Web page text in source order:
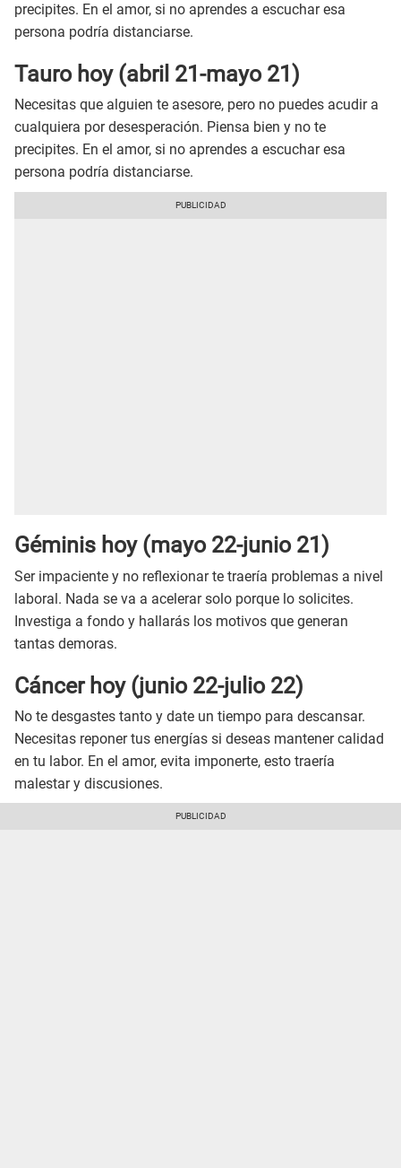
precipites. En el amor, si no aprendes a escuchar esa
persona podría distanciarse.
Tauro hoy (abril 21-mayo 21)
Necesitas que alguien te asesore, pero no puedes acudir a
cualquiera por desesperación. Piensa bien y no te
precipites. En el amor, si no aprendes a escuchar esa
persona podría distanciarse.
Géminis hoy (mayo 22-junio 21)
Ser impaciente y no reflexionar te traería problemas a nivel
laboral. Nada se va a acelerar solo porque lo solicites.
Investiga a fondo y hallarás los motivos que generan
tantas demoras.
Cáncer hoy (junio 22-julio 22)
No te desgastes tanto y date un tiempo para descansar.
Necesitas reponer tus energías si deseas mantener calidad
en tu labor. En el amor, evita imponerte, esto traería
malestar y discusiones.